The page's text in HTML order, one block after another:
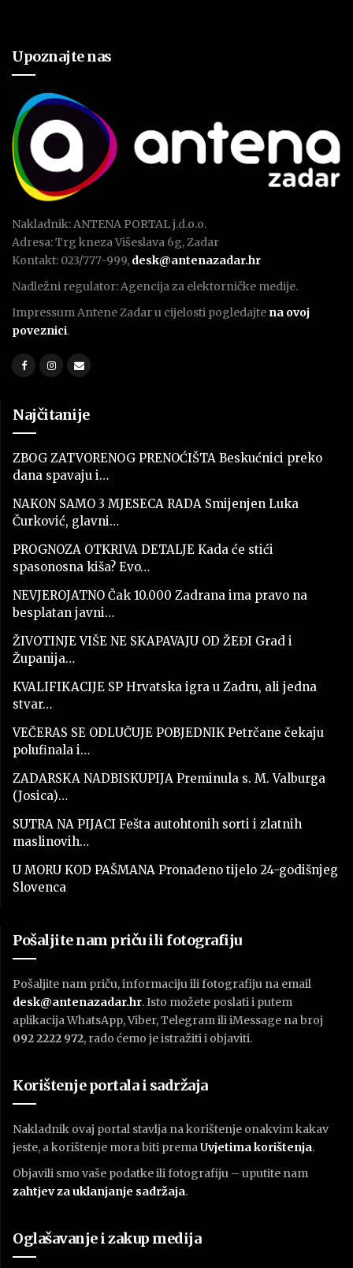
Upoznajte nas
Nakladnik: ANTENA PORTAL j.d.o.o.
Adresa: Trg kneza Višeslava 6g, Zadar
Kontakt: 023/777-999, desk@antenazadar.hr
Nadležni regulator: Agencija za elektorničke medije.
Impressum Antene Zadar u cijelosti pogledajte na ovoj
poveznici.
Najčitanije
ZBOG ZATVORENOG PRENOĆIŠTA Beskućnici preko
dana spavaju i…
NAKON SAMO 3 MJESECA RADA Smijenjen Luka
Čurković, glavni…
PROGNOZA OTKRIVA DETALJE Kada će stići
spasonosna kiša? Evo…
NEVJEROJATNO Čak 10.000 Zadrana ima pravo na
besplatan javni…
ŽIVOTINJE VIŠE NE SKAPAVAJU OD ŽEĐI Grad i
Županija…
KVALIFIKACIJE SP Hrvatska igra u Zadru, ali jedna
stvar…
VEČERAS SE ODLUČUJE POBJEDNIK Petrčane čekaju
polufinala i…
ZADARSKA NADBISKUPIJA Preminula s. M. Valburga
(Josica)…
SUTRA NA PIJACI Fešta autohtonih sorti i zlatnih
maslinovih…
U MORU KOD PAŠMANA Pronađeno tijelo 24-godišnjeg
Slovenca
Pošaljite nam priču ili fotografiju
Pošaljite nam priču, informaciju ili fotografiju na email
desk@antenazadar.hr. Isto možete poslati i putem
aplikacija WhatsApp, Viber, Telegram ili iMessage na broj
092 2222 972, rado ćemo je istražiti i objaviti.
Korištenje portala i sadržaja
Nakladnik ovaj portal stavlja na korištenje onakvim kakav
jeste, a korištenje mora biti prema Uvjetima korištenja.
Objavili smo vaše podatke ili fotografiju – uputite nam
zahtjev za uklanjanje sadržaja.
Oglašavanje i zakup medija